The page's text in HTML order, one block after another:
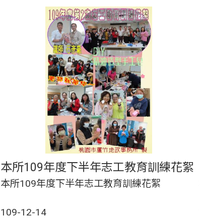
本所109年度下半年志工教育訓練花絮
109-12-14
本所109年度下半年志工教育訓練花絮